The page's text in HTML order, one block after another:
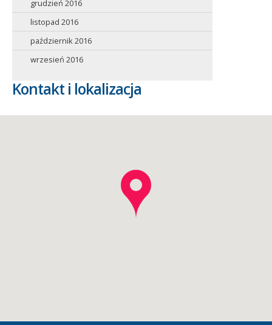
grudzień 2016
listopad 2016
październik 2016
wrzesień 2016
Kontakt i lokalizacja